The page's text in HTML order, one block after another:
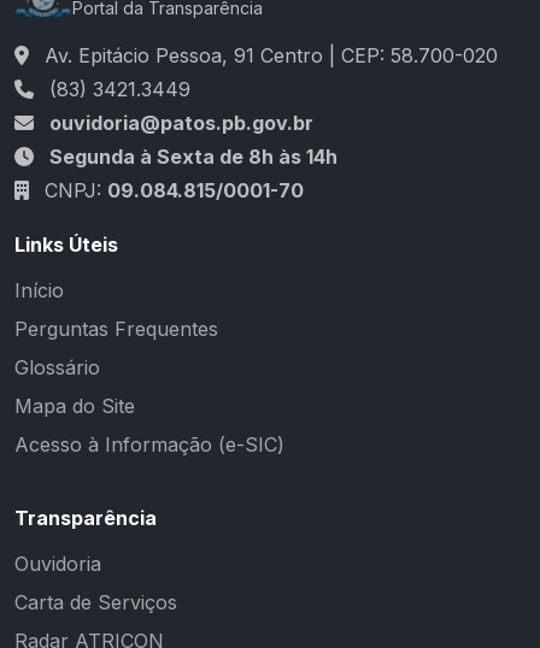
Portal da Transparência
Av. Epitácio Pessoa, 91 Centro | CEP: 58.700-020
(83) 3421.3449
ouvidoria@patos.pb.gov.br
Segunda à Sexta de 8h às 14h
CNPJ: 09.084.815/0001-70
Links Úteis
Início
Perguntas Frequentes
Glossário
Mapa do Site
Acesso à Informação (e-SIC)
Transparência
Ouvidoria
Carta de Serviços
Radar ATRICON